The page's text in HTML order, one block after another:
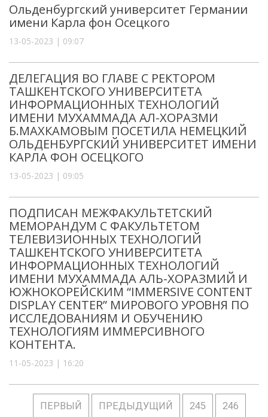
Ольденбургский университет Германии
имени Карла фон Осецкого
13-05-2023 | 09:07
ДЕЛЕГАЦИЯ ВО ГЛАВЕ С РЕКТОРОМ
ТАШКЕНТСКОГО УНИВЕРСИТЕТА
ИНФОРМАЦИОННЫХ ТЕХНОЛОГИЙ
ИМЕНИ МУХАММАДА АЛ-ХОРАЗМИ
Б.МАХКАМОВЫМ ПОСЕТИЛА НЕМЕЦКИЙ
ОЛЬДЕНБУРГСКИЙ УНИВЕРСИТЕТ ИМЕНИ
КАРЛА ФОН ОСЕЦКОГО
13-05-2023 | 09:05
ПОДПИСАН МЕЖФАКУЛЬТЕТСКИЙ
МЕМОРАНДУМ С ФАКУЛЬТЕТОМ
ТЕЛЕВИЗИОННЫХ ТЕХНОЛОГИЙ
ТАШКЕНТСКОГО УНИВЕРСИТЕТА
ИНФОРМАЦИОННЫХ ТЕХНОЛОГИЙ
ИМЕНИ МУХАММАДА АЛЬ-ХОРАЗМИЙ И
ЮЖНОКОРЕЙСКИМ “IMMERSIVE CONTENT
DISPLAY CENTER” МИРОВОГО УРОВНЯ ПО
ИССЛЕДОВАНИЯМ И ОБУЧЕНИЮ
ТЕХНОЛОГИЯМ ИММЕРСИВНОГО
КОНТЕНТА.
11-05-2023 | 16:20
ПЕРВЫЙ ПРЕДЫДУЩИЙ 245 246